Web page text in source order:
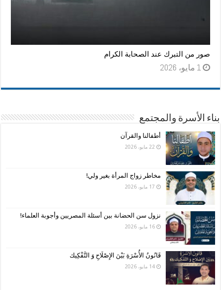
صور من التبرك عند الصحابة الكرام
1 مايو، 2026
بناء الأسرة والمجتمع
أطفالنا والقرآن
22 مايو، 2026
مخاطر زواج المرأة بغير ولي!
17 مايو، 2026
نزول سن الحضانة بين أسئلة المصريين وأجوبة العلماء!
16 مايو، 2026
قَانُونُ الأُسْرَةِ بَيْنَ الإِصْلَاحِ وَ التَّفْكِيك
14 مايو، 2026